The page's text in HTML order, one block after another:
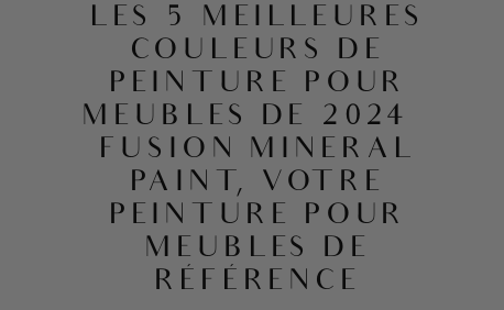
LES 5 MEILLEURES
COULEURS DE
PEINTURE POUR
MEUBLES DE 2024 –
FUSION MINERAL
PAINT, VOTRE
PEINTURE POUR
MEUBLES DE
RÉFÉRENCE